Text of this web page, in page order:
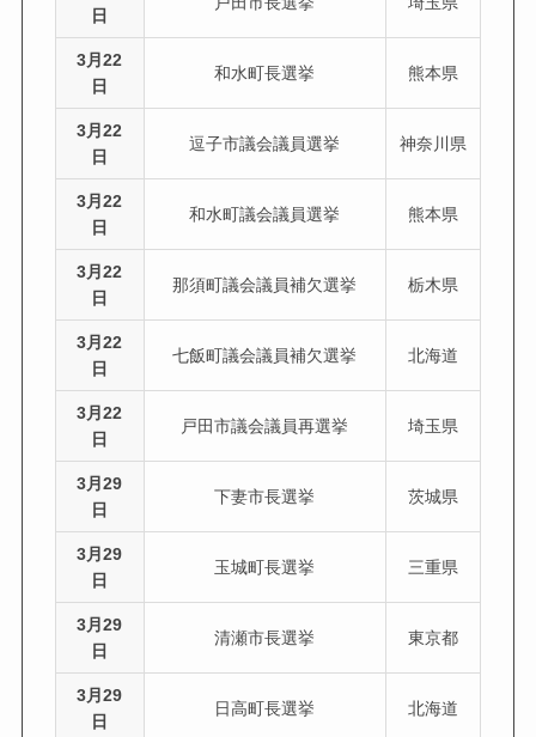
日
3月22
日
和水町長選挙 熊本県
3月22
日
逗子市議会議員選挙 神奈川県
3月22
日
和水町議会議員選挙 熊本県
3月22
日
那須町議会議員補欠選挙 栃木県
3月22
日
七飯町議会議員補欠選挙 北海道
3月22
日
戸田市議会議員再選挙 埼玉県
3月29
日
下妻市長選挙 茨城県
3月29
日
玉城町長選挙 三重県
3月29
日
清瀬市長選挙 東京都
3月29
日
日高町長選挙 北海道